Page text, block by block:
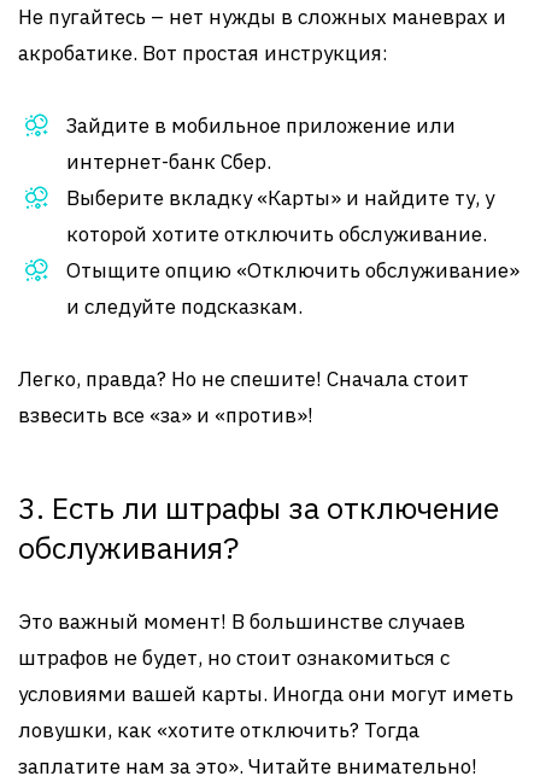
Не пугайтесь – нет нужды в сложных маневрах и
акробатике. Вот простая инструкция:
Зайдите в мобильное приложение или
интернет-банк Сбер.
Выберите вкладку «Карты» и найдите ту, у
которой хотите отключить обслуживание.
Отыщите опцию «Отключить обслуживание»
и следуйте подсказкам.
Легко, правда? Но не спешите! Сначала стоит
взвесить все «за» и «против»!
3. Есть ли штрафы за отключение
обслуживания?
Это важный момент! В большинстве случаев
штрафов не будет, но стоит ознакомиться с
условиями вашей карты. Иногда они могут иметь
ловушки, как «хотите отключить? Тогда
заплатите нам за это». Читайте внимательно!